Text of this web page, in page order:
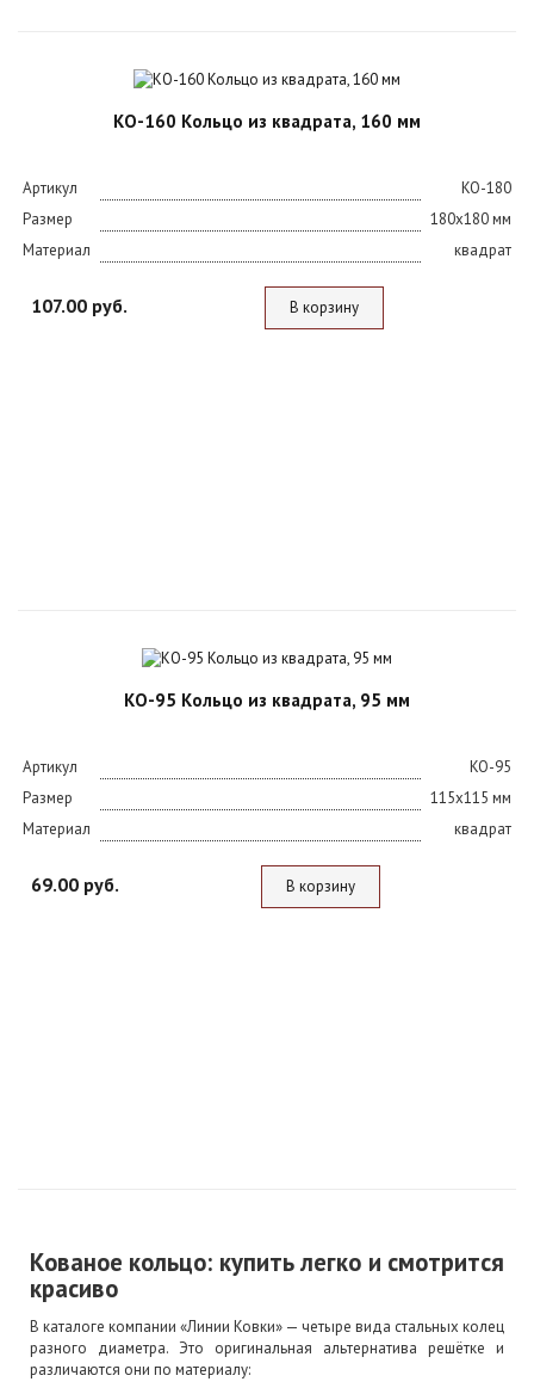
КО-160 Кольцо из квадрата, 160 мм
Артикул
KO-180
Размер
180х180 мм
Материал
квадрат
107.00 руб. В корзину
КО-95 Кольцо из квадрата, 95 мм
Артикул
KO-95
Размер
115х115 мм
Материал
квадрат
69.00 руб. В корзину
Кованое кольцо: купить легко и смотрится
красиво
В каталоге компании «Линии Ковки» — четыре вида стальных колец
разного диаметра. Это оригинальная альтернатива решётке и
различаются они по материалу: